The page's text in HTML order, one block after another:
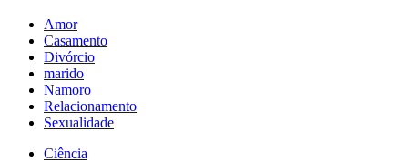
Amor
Casamento
Divórcio
marido
Namoro
Relacionamento
Sexualidade
Ciência